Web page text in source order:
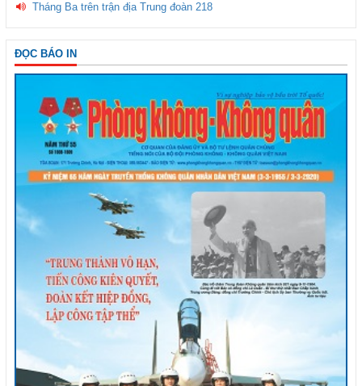
Tháng Ba trên trận địa Trung đoàn 218
ĐỌC BÁO IN